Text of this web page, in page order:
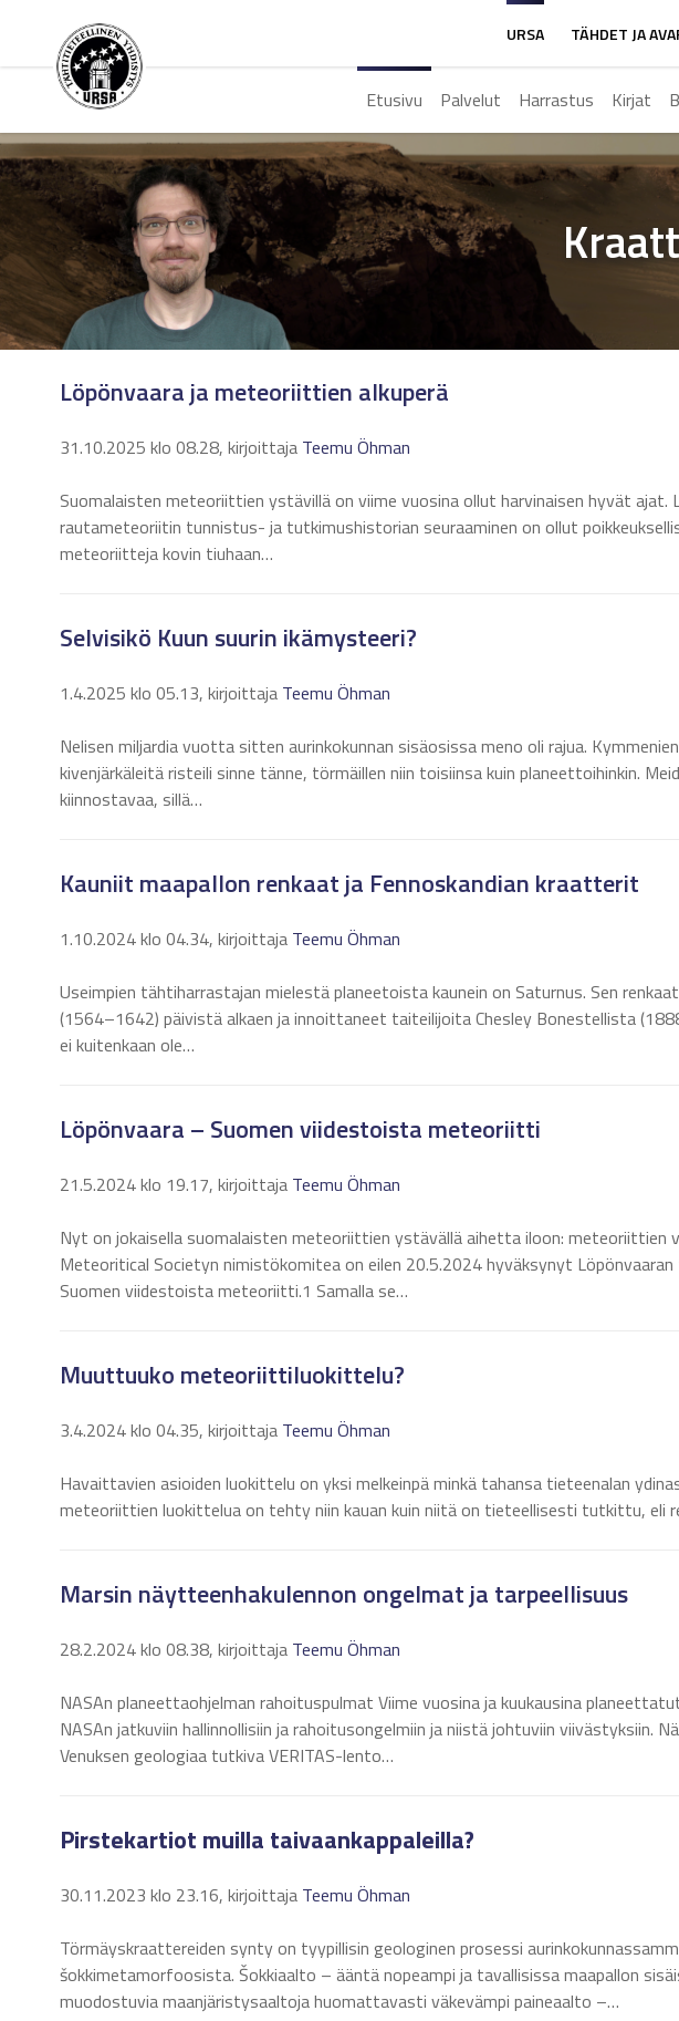
URSA TÄHDET JA
Etusivu Palvelut Harrastus Kirjat
Löpönvaara ja meteoriittien alkuperä
31.10.2025 klo 08.28, kirjoittaja Teemu Öhman
Suomalaisten meteoriittien ystävillä on viime vuosina ollut harvinaisen hyvät ajat.
rautameteoriitin tunnistus- ja tutkimushistorian seuraaminen on ollut
meteoriitteja kovin tiuhaan…
Selvisikö Kuun suurin ikämysteeri?
1.4.2025 klo 05.13, kirjoittaja Teemu Öhman
Nelisen miljardia vuotta sitten aurinkokunnan sisäosissa meno oli rajua.
kivenjärkäleitä risteili sinne tänne, törmäillen niin toisiinsa kuin planeettoihinkin.
kiinnostavaa, sillä…
Kauniit maapallon renkaat ja Fennoskandian kraatterit
1.10.2024 klo 04.34, kirjoittaja Teemu Öhman
Useimpien tähtiharrastajan mielestä planeetoista kaunein on Saturnus. Sen
(1564–1642) päivistä alkaen ja innoittaneet taiteilijoita Chesley Bonestellista
ei kuitenkaan ole…
Löpönvaara – Suomen viidestoista meteoriitti
21.5.2024 klo 19.17, kirjoittaja Teemu Öhman
Nyt on jokaisella suomalaisten meteoriittien ystävällä aihetta iloon: meteoriittien
Meteoritical Societyn nimistökomitea on eilen 20.5.2024 hyväksynyt
Suomen viidestoista meteoriitti.1 Samalla se…
Muuttuuko meteoriittiluokittelu?
3.4.2024 klo 04.35, kirjoittaja Teemu Öhman
Havaittavien asioiden luokittelu on yksi melkeinpä minkä tahansa tieteenalan
meteoriittien luokittelua on tehty niin kauan kuin niitä on tieteellisesti tutkittu, eli
Marsin näytteenhakulennon ongelmat ja tarpeellisuus
28.2.2024 klo 08.38, kirjoittaja Teemu Öhman
NASAn planeettaohjelman rahoituspulmat Viime vuosina ja kuukausina
NASAn jatkuviin hallinnollisiin ja rahoitusongelmiin ja niistä johtuviin viivästyksiin.
Venuksen geologiaa tutkiva VERITAS-lento…
Pirstekartiot muilla taivaankappaleilla?
30.11.2023 klo 23.16, kirjoittaja Teemu Öhman
Törmäyskraattereiden synty on tyypillisin geologinen prosessi
šokkimetamorfoosista. Šokkiaalto – ääntä nopeampi ja tavallisissa maapallon
muodostuvia maanjäristysaaltoja huomattavasti väkevämpi paineaalto –…